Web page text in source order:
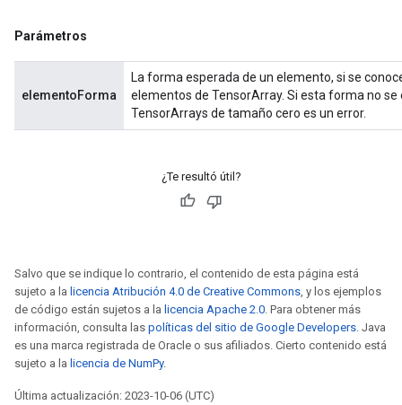
Parámetros
elementoForma
La forma esperada de un elemento, si se
elementos de TensorArray. Si esta forma no
TensorArrays de tamaño cero es un error.
¿Te resultó útil?
Salvo que se indique lo contrario, el contenido de esta página está
sujeto a la licencia Atribución 4.0 de Creative Commons, y los ejemplos
de código están sujetos a la licencia Apache 2.0. Para obtener más
información, consulta las políticas del sitio de Google Developers. Java
es una marca registrada de Oracle o sus afiliados. Cierto contenido está
sujeto a la licencia de NumPy.
Última actualización: 2023-10-06 (UTC)